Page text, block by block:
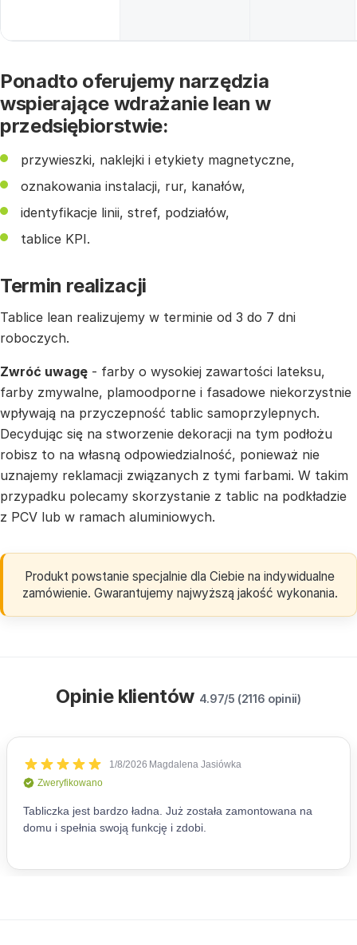
Ponadto oferujemy narzędzia
wspierające wdrażanie lean w
przedsiębiorstwie:
przywieszki, naklejki i etykiety magnetyczne,
oznakowania instalacji, rur, kanałów,
identyfikacje linii, stref, podziałów,
tablice KPI.
Termin realizacji
Tablice lean realizujemy w terminie od 3 do 7 dni
roboczych.
Zwróć uwagę - farby o wysokiej zawartości lateksu,
farby zmywalne, plamoodporne i fasadowe niekorzystnie
wpływają na przyczepność tablic samoprzylepnych.
Decydując się na stworzenie dekoracji na tym podłożu
robisz to na własną odpowiedzialność, ponieważ nie
uznajemy reklamacji związanych z tymi farbami. W takim
przypadku polecamy skorzystanie z tablic na podkładzie
z PCV lub w ramach aluminiowych.
Produkt powstanie specjalnie dla Ciebie na indywidualne
zamówienie. Gwarantujemy najwyższą jakość wykonania.
Opinie klientów 4.97/5 (2116 opinii)